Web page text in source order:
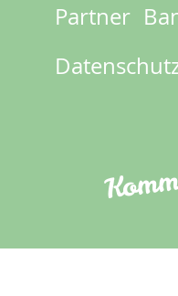
Footer
menu
Partner